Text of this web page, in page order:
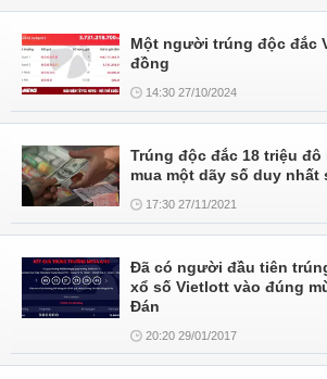
Một người trúng độc đắc
đồng
14:30 27/10/2024
Trúng độc đắc 18 triệu
mua một dãy số duy nhất
17:30 27/11/2021
Đã có người đầu tiên
xổ số Vietlott vào đúng
Đán
20:20 29/01/2017